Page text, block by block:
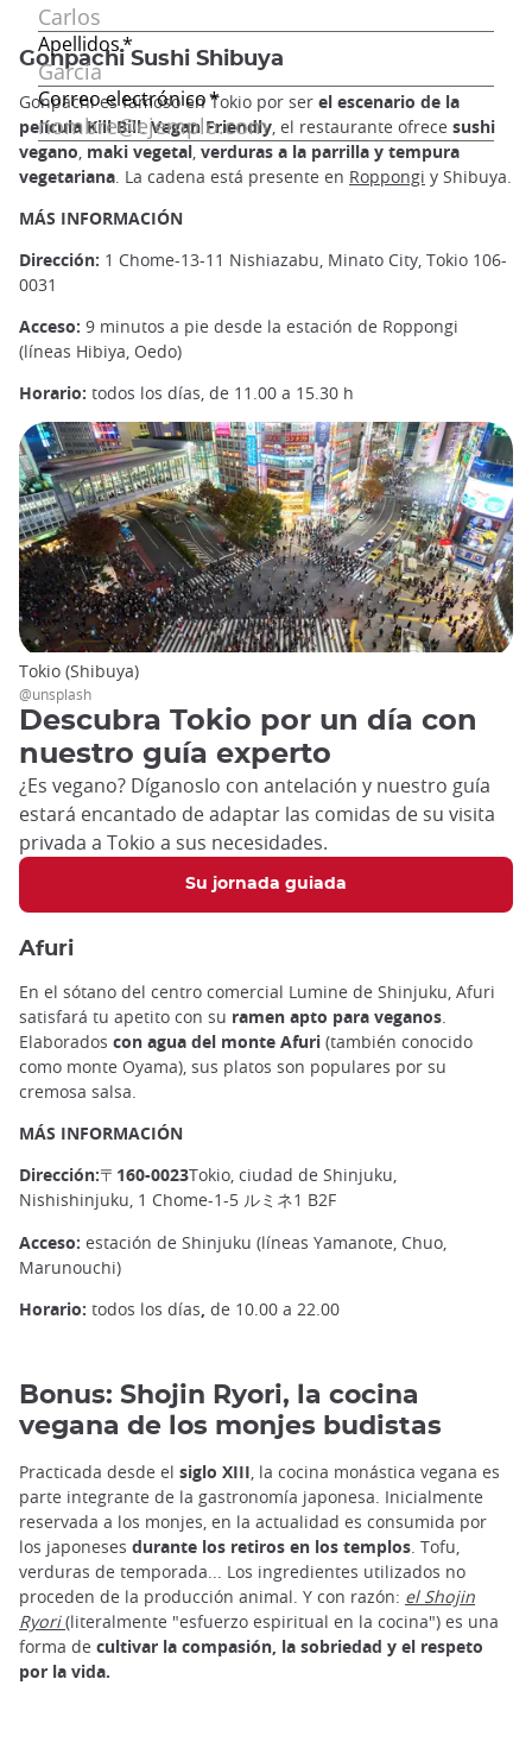
Gonpachi Sushi Shibuya
Gonpachi es famoso en Tokio por ser el escenario de la
película Kill Bill.Vegan Friendly , el restaurante ofrece sushi
vegano maki vegetal verduras a la parrilla y tempura
vegetariana . La cadena está presente en Roppongi y Shibuya.
MÁS INFORMACIÓN
Dirección: 1 Chome-13-11 Nishiazabu, Minato City, Tokio 106-
0031
Acceso: 9 minutos a pie desde la estación de Roppongi
(líneas Hibiya, Oedo)
Horario: todos los días, de 11.00 a 15.30 h
Descubra Tokio por un día con
nuestro guía experto
¿Es vegano? Díganoslo con antelación y nuestro guía
estará encantado de adaptar las comidas de su visita
privada a Tokio a sus necesidades.
Su jornada guiada
Tokio (Shibuya)
@unsplash
Afuri
En el sótano del centro comercial Lumine de Shinjuku, Afuri
satisfará tu apetito con su ramen apto para veganos.
Elaborados con agua del monte Afuri (también conocido
como monte Oyama), sus platos son populares por su
cremosa salsa.
MÁS INFORMACIÓN
Dirección:〒160-0023Tokio, ciudad de Shinjuku,
Nishishinjuku, 1 Chome-1-5 ルミネ1 B2F
Acceso: estación de Shinjuku (líneas Yamanote, Chuo,
Marunouchi)
Horario: todos los días de 10.00 a 22.00
Bonus: Shojin Ryori, la cocina
vegana de los monjes budistas
Practicada desde el siglo XIII, la cocina monástica vegana es
parte integrante de la gastronomía japonesa. Inicialmente
reservada a los monjes, en la actualidad es consumida por
los japoneses durante los retiros en los templos. Tofu,
verduras de temporada... Los ingredientes utilizados no
proceden de la producción animal. Y con razón: el Shojin
Ryori(literalmente "esfuerzo espiritual en la cocina") es una
forma de cultivar la compasión, la sobriedad y el respeto
por la vida.